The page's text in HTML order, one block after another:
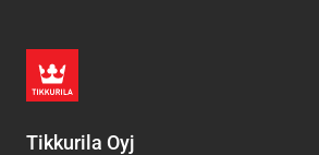
Tikkurila Oyj